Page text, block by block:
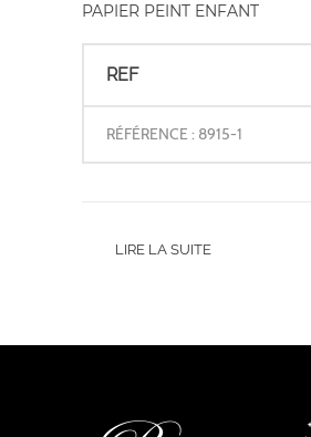
PAPIER PEINT ENFANT
REF
RÉFÉRENCE : 8915-1
LIRE LA SUITE